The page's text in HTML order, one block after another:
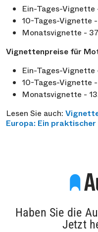
Ein-Tages-Vignette
10-Tages-Vignette
Monatsvignette -
Vignettenpreise für
Ein-Tages-Vignette
10-Tages-Vignette
Monatsvignette -
Lesen Sie auch:
Europa: Ein
Haben Sie die
Jetzt